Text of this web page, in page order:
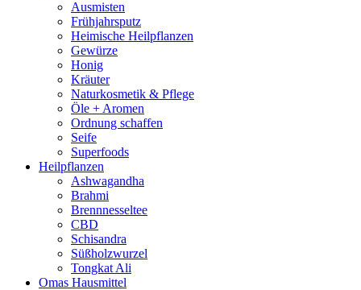
Ausmisten
Frühjahrsputz
Heimische Heilpflanzen
Gewürze
Honig
Kräuter
Naturkosmetik & Pflege
Öle + Aromen
Ordnung schaffen
Seife
Superfoods
Heilpflanzen
Ashwagandha
Brahmi
Brennnesseltee
CBD
Schisandra
Süßholzwurzel
Tongkat Ali
Omas Hausmittel